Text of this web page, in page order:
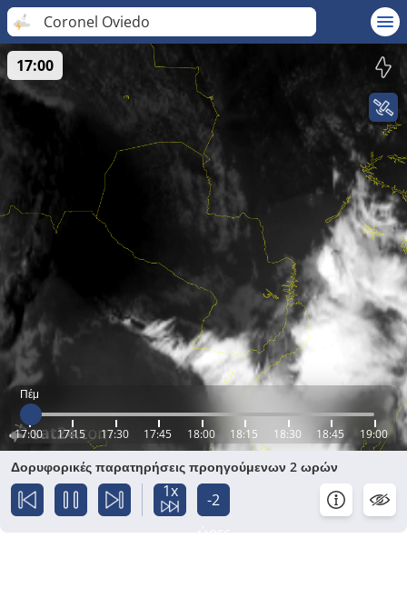
Coronel Oviedo
Πέμ
17:00 17:15 17:30 17:45 18:00 18:15 18:30 18:45 19:00
17:00
Δορυφορικές παρατηρήσεις προηγούμενων 2 ωρών
1x
-2